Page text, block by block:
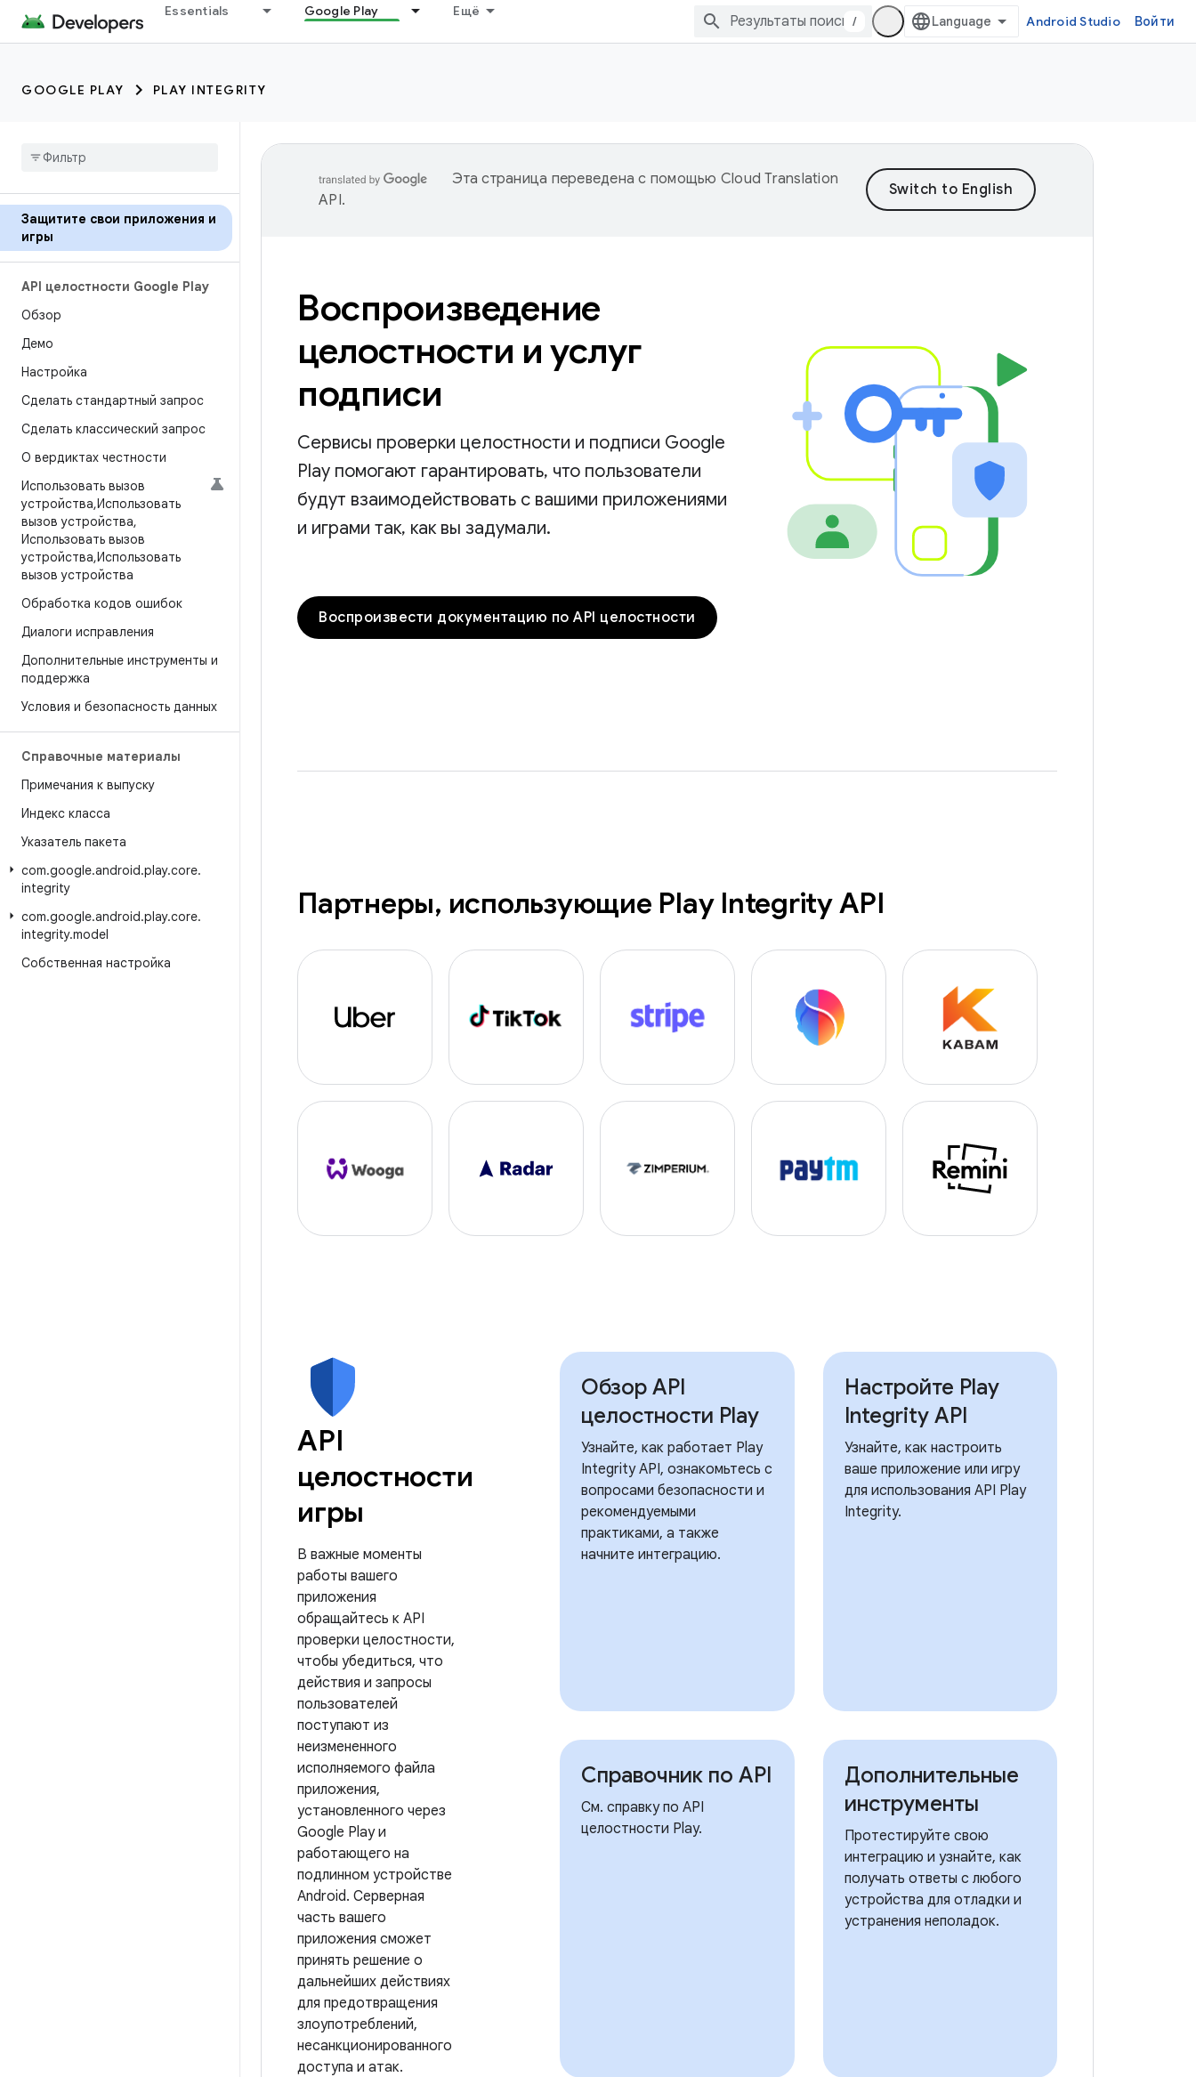
Essentials Google Play Ещё
/ Android Studio Войти
GOOGLE PLAY PLAY INTEGRITY
Защитите свои приложения и
игры
API целостности Google Play
Обзор
Демо
Настройка
Сделать стандартный запрос
Сделать классический запрос
О вердиктах честности
Использовать вызов
устройства,Использовать
вызов устройства,
Использовать вызов
устройства,Использовать
вызов устройства
Обработка кодов ошибок
Диалоги исправления
Дополнительные инструменты и
поддержка
Условия и безопасность данных
Справочные материалы
Примечания к выпуску
Индекс класса
Указатель пакета
com.google.android.play.core.
integrity
com.google.android.play.core.
integrity.model
Собственная настройка
Эта страница переведена с помощью Cloud Translation
API.
Воспроизведение
целостности и услуг
подписи
Сервисы проверки целостности и подписи Google
Play помогают гарантировать, что пользователи
будут взаимодействовать с вашими приложениями
и играми так, как вы задумали.
Воспроизвести документацию по API целостности
Партнеры, использующие Play Integrity API
API
целостности
игры
В важные моменты
работы вашего
приложения
обращайтесь к API
проверки целостности,
чтобы убедиться, что
действия и запросы
пользователей
поступают из
неизмененного
исполняемого файла
приложения,
установленного через
Google Play и
работающего на
подлинном устройстве
Android. Серверная
часть вашего
приложения сможет
принять решение о
дальнейших действиях
для предотвращения
злоупотреблений,
несанкционированного
доступа и атак.
Обзор API
целостности Play
Узнайте, как работает Play
Integrity API, ознакомьтесь с
вопросами безопасности и
рекомендуемыми
практиками, а также
начните интеграцию.
Настройте Play
Integrity API
Узнайте, как настроить
ваше приложение или игру
для использования API Play
Integrity.
Справочник по API
См. справку по API
целостности Play.
Дополнительные
инструменты
Протестируйте свою
интеграцию и узнайте, как
получать ответы с любого
устройства для отладки и
устранения неполадок.